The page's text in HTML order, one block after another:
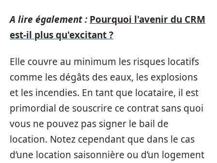
A lire également : Pourquoi l'avenir du CRM
est-il plus qu'excitant ?
Elle couvre au minimum les risques locatifs
comme les dégâts des eaux, les explosions
et les incendies. En tant que locataire, il est
primordial de souscrire ce contrat sans quoi
vous ne pouvez pas signer le bail de
location. Notez cependant que dans le cas
d’une location saisonnière ou d’un logement